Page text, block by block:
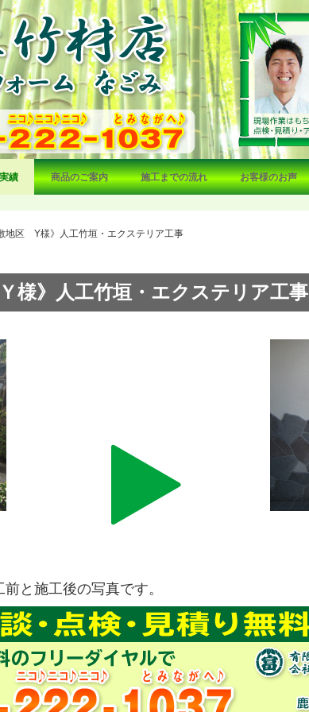
績 商品のご案内 施工までの流れ お客様のお声
地区 Y様》人工竹垣・エクステリア工事
様》人工竹垣・エクステリア工事
前と施工後の写真です。